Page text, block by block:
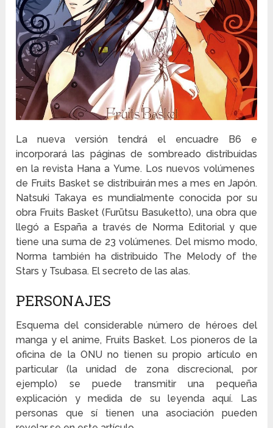
La nueva versión tendrá el encuadre B6 e
incorporará las páginas de sombreado distribuidas
en la revista Hana a Yume. Los nuevos volúmenes
de Fruits Basket se distribuirán mes a mes en Japón.
Natsuki Takaya es mundialmente conocida por su
obra Fruits Basket (Furūtsu Basuketto), una obra que
llegó a España a través de Norma Editorial y que
tiene una suma de 23 volúmenes. Del mismo modo,
Norma también ha distribuido The Melody of the
Stars y Tsubasa. El secreto de las alas.
PERSONAJES
Esquema del considerable número de héroes del
manga y el anime, Fruits Basket. Los pioneros de la
oficina de la ONU no tienen su propio artículo en
particular (la unidad de zona discrecional, por
ejemplo) se puede transmitir una pequeña
explicación y medida de su leyenda aquí. Las
personas que sí tienen una asociación pueden